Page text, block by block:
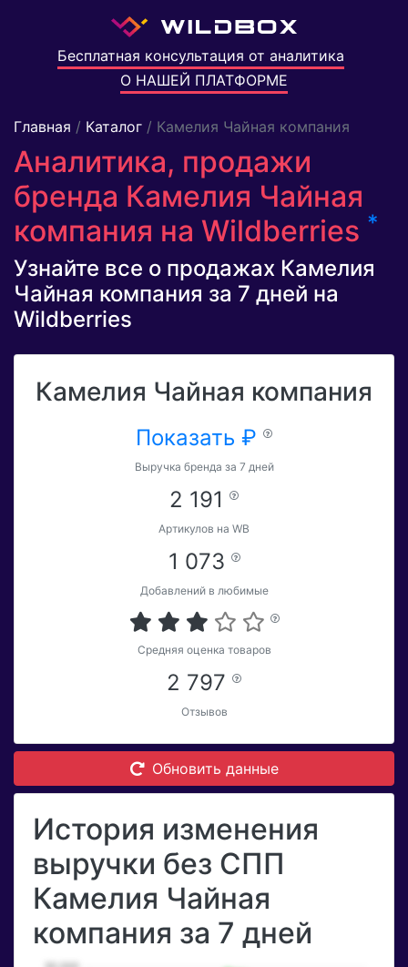
Бесплатная консультация от аналитика
О НАШЕЙ ПЛАТФОРМЕ
Главная / Каталог / Камелия Чайная компания
Аналитика, продажи
бренда Камелия Чайная
компания на Wildberries *
Узнайте все о продажах Камелия
Чайная компания за 7 дней на
Wildberries
Камелия Чайная компания
Показать ₽
Выручка бренда за 7 дней
2 191
Артикулов на WB
1 073
Добавлений в любимые
Средняя оценка товаров
2 797
Отзывов
Обновить данные
История изменения
выручки без СПП
Камелия Чайная
компания за 7 дней